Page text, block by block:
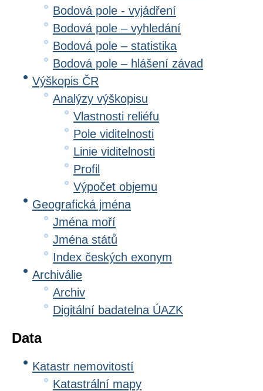
Bodová pole - vyjádření
Bodová pole – vyhledání
Bodová pole – statistika
Bodová pole – hlášení závad
Výškopis ČR
Analýzy výškopisu
Vlastnosti reliéfu
Pole viditelnosti
Linie viditelnosti
Profil
Výpočet objemu
Geografická jména
Jména moří
Jména států
Index českých exonym
Archiválie
Archiv
Digitální badatelna ÚAZK
Data
Katastr nemovitostí
Katastrální mapy